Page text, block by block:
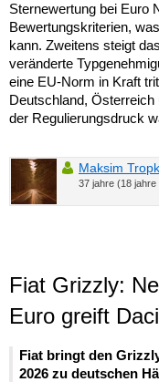
Sternewertung bei Euro
Bewertungskriterien,
kann. Zweitens steigt
veränderte
eine EU-Norm in Kraft
Deutschland,
der Regulierungsdruck
Maksim
37 jahre (18 jahre
Fiat Grizzly:
Euro greift
Fiat bringt den
2026 zu deutschen